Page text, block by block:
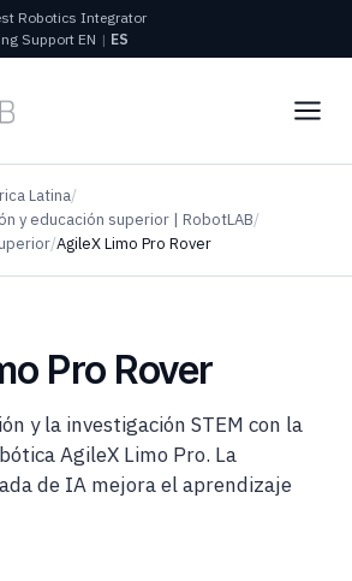
Robotics Integrator
Support EN | ES
Latina/
y educación superior | RobotLAB/
/AgileX Limo Pro Rover
Pro Rover
y la investigación STEM con la
AgileX Limo Pro. La
de IA mejora el aprendizaje